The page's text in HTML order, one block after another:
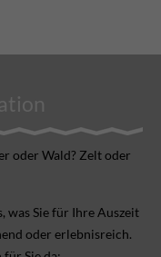
oder Wald? Zelt oder
was Sie für Ihre Aus­zeit
oder erlebnis­reich.